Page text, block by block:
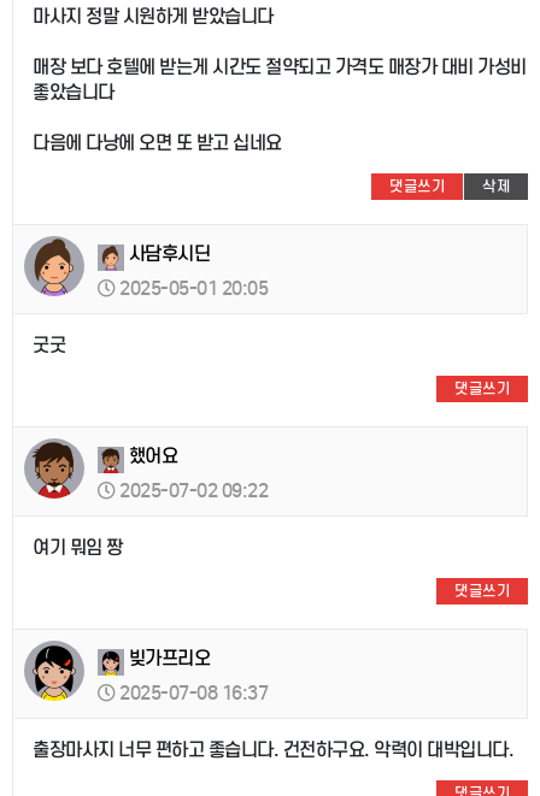
마사지 정말 시원하게 받았습니다
매장 보다 호텔에 받는게 시간도 절약되고 가격도 매장가 대비 가성비
좋았습니다
다음에 다낭에 오면 또 받고 십네요
댓글쓰기 삭제
사담후시딘
2025-05-01 20:05
굿굿
댓글쓰기
했어요
2025-07-02 09:22
여기 뭐임 짱
댓글쓰기
빚가프리오
2025-07-08 16:37
출장마사지 너무 편하고 좋습니다. 건전하구요. 악력이 대박입니다.